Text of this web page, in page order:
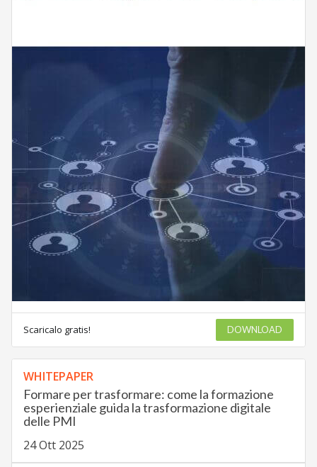
Scaricalo gratis! DOWNLOAD
WHITEPAPER
Formare per trasformare: come la formazione
esperienziale guida la trasformazione digitale
delle PMI
24 Ott 2025